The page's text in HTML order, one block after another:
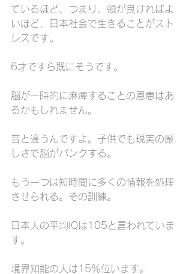
ているほど、つまり、頭が良ければよ
いほど、日本社会で生きることがスト
レスです。
6才ですら既にそうです。
脳が一時的に麻痺することの恩恵はあ
るかもしれません。
昔と違うんですよ。子供でも現実の厳
しさで脳がパンクする。
もう一つは短時間に多くの情報を処理
させられる。その訓練。
日本人の平均IQは105と言われていま
す。
境界知能の人は15％位います。